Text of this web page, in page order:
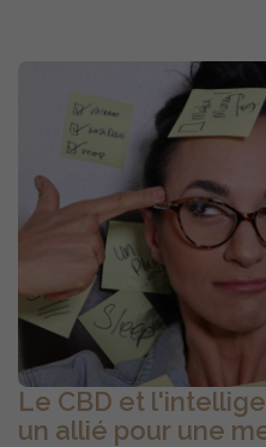
Le CBD et
un allié pour une